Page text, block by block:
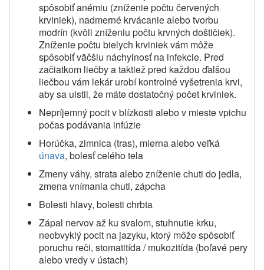
spôsobiť anémiu (zníženie počtu červených
krviniek), nadmerné krvácanie alebo tvorbu
modrín (kvôli zníženiu počtu krvných doštičiek).
Zníženie počtu bielych krviniek vám môže
spôsobiť väčšiu náchylnosť na infekcie. Pred
začiatkom liečby a taktiež pred každou ďalšou
liečbou vám lekár urobí kontrolné vyšetrenia krvi,
aby sa uistil, že máte dostatočný počet krviniek.
Nepríjemný pocit v blízkosti alebo v mieste vpichu
počas podávania infúzie
Horúčka, zimnica (tras), mierna alebo veľká
únava, bolesť celého tela
Zmeny váhy, strata alebo zníženie chuti do jedla,
zmena vnímania chuti, zápcha
Bolesti hlavy, bolesti chrbta
Zápal nervov až ku svalom, stuhnutie krku,
neobvyklý pocit na jazyku, ktorý môže spôsobiť
poruchu reči, stomatitída / mukozitída (boľavé pery
alebo vredy v ústach)